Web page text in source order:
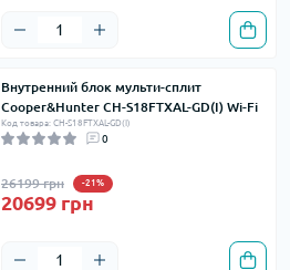
Внутренний блок мульти-сплит
Cooper&Hunter CH-S18FTXAL-GD(I) Wi-Fi
Код товара: CH-S18FTXAL-GD(I)
0
26199 грн -21%
20699 грн